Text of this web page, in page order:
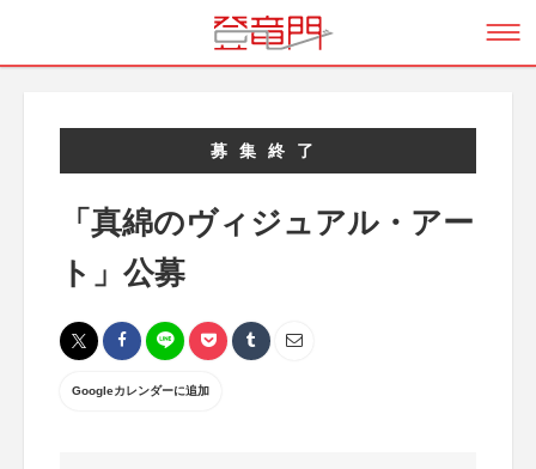
募集終了
「真綿のヴィジュアル・アー
ト」公募
Googleカレンダーに追加